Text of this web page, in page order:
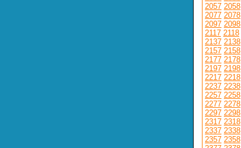
2057 2058
2077 2078
2097 2098
2117 2118
2137 2138
2157 2158
2177 2178
2197 2198
2217 2218
2237 2238
2257 2258
2277 2278
2297 2298
2317 2318
2337 2338
2357 2358